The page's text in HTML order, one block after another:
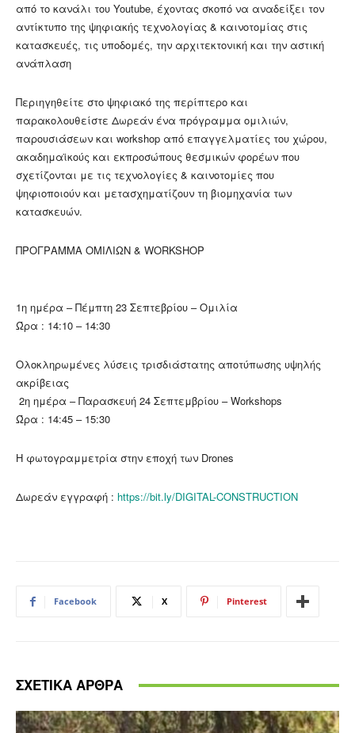
από το κανάλι του Youtube, έχοντας σκοπό να αναδείξει τον
αντίκτυπο της ψηφιακής τεχνολογίας & καινοτομίας στις
κατασκευές, τις υποδομές, την αρχιτεκτονική και την αστική
ανάπλαση
Περιηγηθείτε στο ψηφιακό της περίπτερο και
παρακολουθείστε Δωρεάν ένα πρόγραμμα ομιλιών,
παρουσιάσεων και workshop από επαγγελματίες του χώρου,
ακαδημαϊκούς και εκπροσώπους θεσμικών φορέων που
σχετίζονται με τις τεχνολογίες & καινοτομίες που
ψηφιοποιούν και μετασχηματίζουν τη βιομηχανία των
κατασκευών.
ΠΡΟΓΡΑΜΜΑ ΟΜΙΛΙΩΝ & WORKSHOP
1η ημέρα – Πέμπτη 23 Σεπτεβρίου – Ομιλία
Ώρα : 14:10 – 14:30
Ολοκληρωμένες λύσεις τρισδιάστατης αποτύπωσης υψηλής
ακρίβειας
2η ημέρα – Παρασκευή 24 Σεπτεμβρίου – Workshops
Ώρα : 14:45 – 15:30
Η φωτογραμμετρία στην εποχή των Drones
Δωρεάν εγγραφή : https://bit.ly/DIGITAL-CONSTRUCTION
Facebook X Pinterest
ΣΧΕΤΙΚΑ ΑΡΘΡΑ